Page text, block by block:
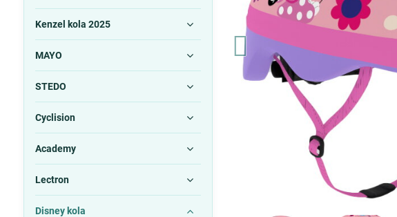
Kenzel kola 2025
MAYO
STEDO
Cyclision
Academy
Lectron
Disney kola